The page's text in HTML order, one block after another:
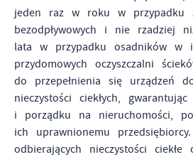
jeden raz w roku w przypadku
bezodpływowych i nie rzadziej
lata w przypadku osadników w
przydomowych oczyszczalni
do przepełnienia się urządzeń
nieczystości ciekłych,
i porządku na nieruchomości,
ich uprawnionemu
odbierających nieczystości ciekłe